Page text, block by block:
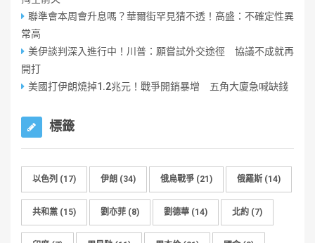
聯準會本周會升息嗎？華爾街罕見猜不透！高盛：不確定性異
常高
美伊談判深入進行中！川普：願嘗試外交途徑 協議不成就再
開打
美國打伊朗燒掉1.2兆元！戰爭開銷暴增 五角大廈急喊缺錢
標籤
以色列 (17) 伊朗 (34) 俄烏戰爭 (21) 俄羅斯 (14)
共和黨 (15) 劉亦菲 (8) 劉德華 (14) 北約 (7)